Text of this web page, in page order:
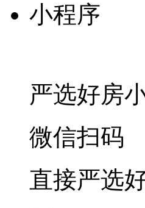
小程序
严选好房
微信扫码
直接严选